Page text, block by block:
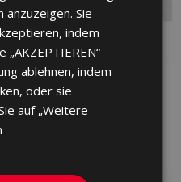
BYBLOS GRIS 45 X 90
Sie
indem
„AKZEPTIEREN“
ablehnen, indem
oder sie
auf „Weitere